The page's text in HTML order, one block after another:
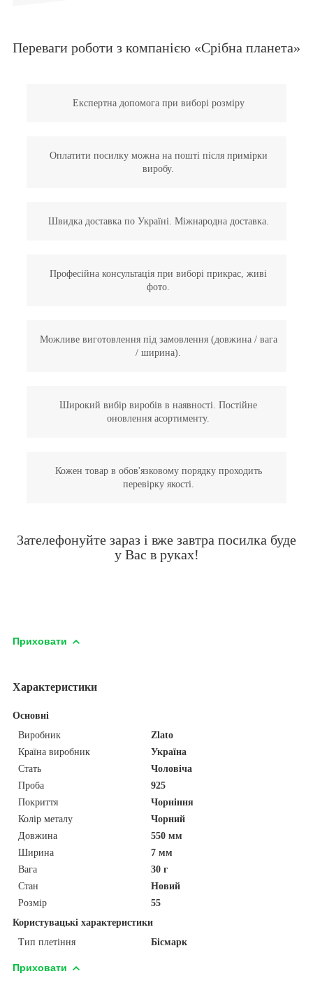
Переваги роботи з компанією «Срібна планета»
Експертна допомога при виборі розміру
Оплатити посилку можна на пошті після примірки
виробу.
Швидка доставка по Україні. Міжнародна доставка.
Професійна консультація при виборі прикрас, живі
фото.
Можливе виготовлення під замовлення (довжина / вага
/ ширина).
Широкий вибір виробів в наявності. Постійне
оновлення асортименту.
Кожен товар в обов'язковому порядку проходить
перевірку якості.
Зателефонуйте зараз і вже завтра посилка буде
у Вас в руках!
Приховати
Характеристики
Основні
Виробник
Zlato
Країна виробник
Україна
Стать
Чоловіча
Проба
925
Покриття
Чорніння
Колір металу
Чорний
Довжина
550 мм
Ширина
7 мм
Вага
30 г
Стан
Новий
Розмір
55
Користувацькi характеристики
Тип плетіння
Бісмарк
Приховати